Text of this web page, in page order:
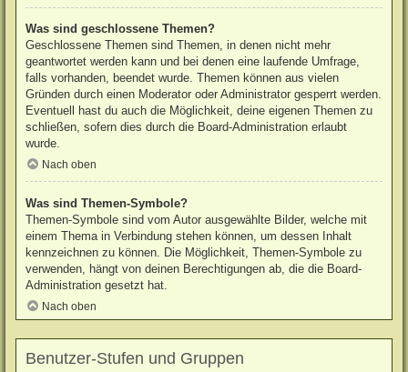
Was sind geschlossene Themen?
Geschlossene Themen sind Themen, in denen nicht mehr
geantwortet werden kann und bei denen eine laufende Umfrage,
falls vorhanden, beendet wurde. Themen können aus vielen
Gründen durch einen Moderator oder Administrator gesperrt werden.
Eventuell hast du auch die Möglichkeit, deine eigenen Themen zu
schließen, sofern dies durch die Board-Administration erlaubt
wurde.
Nach oben
Was sind Themen-Symbole?
Themen-Symbole sind vom Autor ausgewählte Bilder, welche mit
einem Thema in Verbindung stehen können, um dessen Inhalt
kennzeichnen zu können. Die Möglichkeit, Themen-Symbole zu
verwenden, hängt von deinen Berechtigungen ab, die die Board-
Administration gesetzt hat.
Nach oben
Benutzer-Stufen und Gruppen